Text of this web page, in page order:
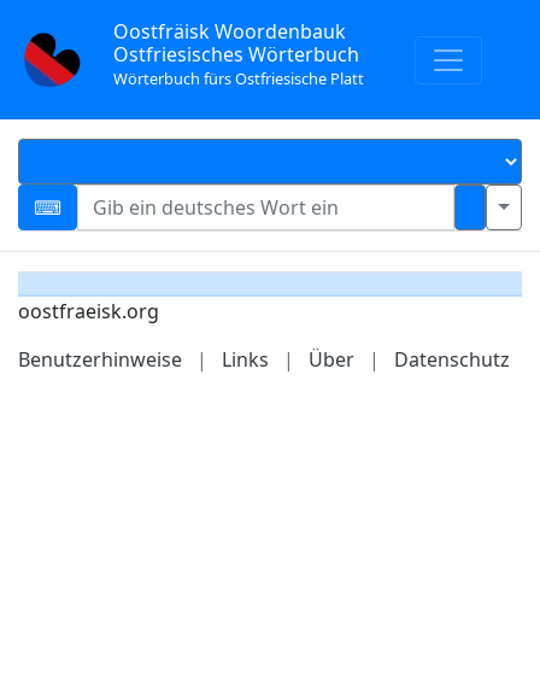
Oostfräisk Woordenbauk
Ostfriesisches Wörterbuch
Wörterbuch fürs Ostfriesische Platt
oostfraeisk.org
Benutzerhinweise
| Links | Über | Datenschutz